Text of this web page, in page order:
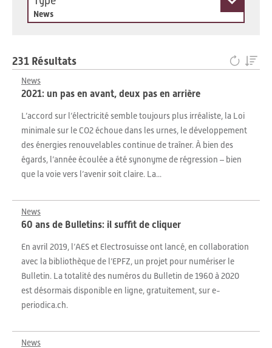
News
231 Résultats
News
2021: un pas en avant, deux pas en arrière
L’accord sur l’électricité semble toujours plus irréaliste, la Loi
minimale sur le CO2 échoue dans les urnes, le développement
des énergies renouvelables continue de traîner. À bien des
égards, l’année écoulée a été synonyme de régression – bien
que la voie vers l’avenir soit claire. La...
News
60 ans de Bulletins: il suffit de cliquer
En avril 2019, l’AES et Electrosuisse ont lancé, en collaboration
avec la bibliothèque de l’EPFZ, un projet pour numériser le
Bulletin. La totalité des numéros du Bulletin de 1960 à 2020
est désormais disponible en ligne, gratuitement, sur e-
periodica.ch.
News